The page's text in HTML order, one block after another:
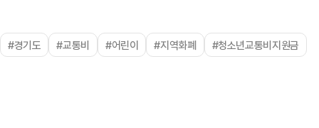
#경기도 #교통비 #어린이 #지역화폐 #청소년교통비지원금